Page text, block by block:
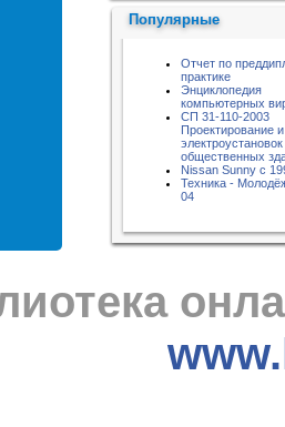
Популярные
Отчет по
практике
Энциклопедия
компьютерных
СП 31-110-2003
Проектирование
общественных
Nissan Sunny с
Техника -
04